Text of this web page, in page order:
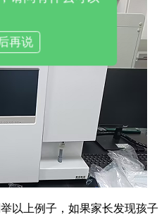
以上例子，如果家长发现孩子
再说